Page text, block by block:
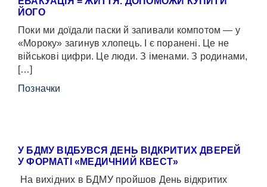
ЙОГО
Поки ми доїдали паски й запивали компотом — у
«Мороку» загинув хлопець. І є поранені. Це не
військові цифри. Це люди. З іменами. З родинами,
[…]
Позначки
У БДМУ ВІДБУВСЯ ДЕНЬ ВІДКРИТИХ ДВЕРЕЙ
У ФОРМАТІ «МЕДИЧНИЙ КВЕСТ»
На вихідних в БДМУ пройшов День відкритих